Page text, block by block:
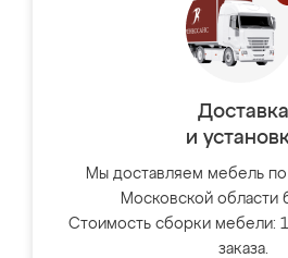
Доставка
и
Мы доставляем мебель
Московской области
Стоимость сборки мебели:
заказа.